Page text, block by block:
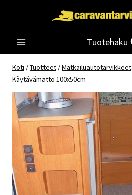
Tuotehaku
Koti /Tuotteet /Matkailuautotarvikkeet
Käytävämatto 100x50cm